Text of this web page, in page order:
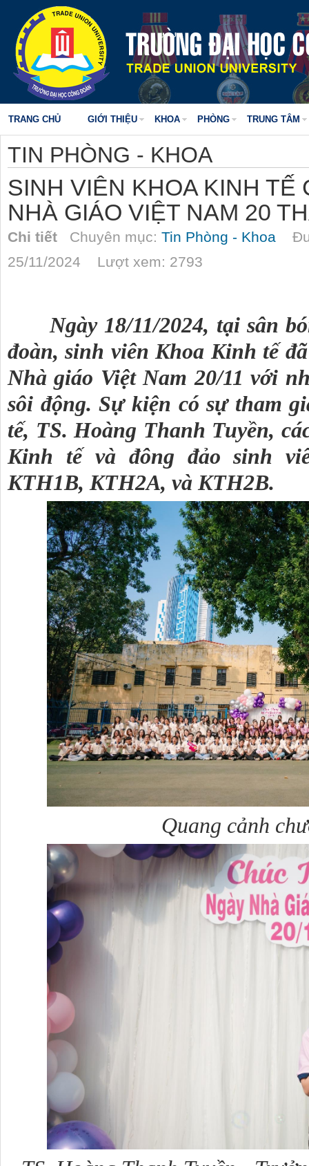
TRANG CHỦ GIỚI THIỆU KHOA PHÒNG TRUNG TÂM
TIN PHÒNG - KHOA
SINH VIÊN KHOA KINH TẾ
NHÀ GIÁO VIỆT NAM 20
Chi tiết Chuyên mục: Tin Phòng - Khoa
25/11/2024 Lượt xem: 2793
Ngày 18/11/2024, tại sân
đoàn, sinh viên Khoa Kinh tế
Nhà giáo Việt Nam 20/11 với
sôi động. Sự kiện có sự tham
tế, TS. Hoàng Thanh Tuyền,
Kinh tế và đông đảo sinh
KTH1B, KTH2A, và KTH2B.
Quang cảnh